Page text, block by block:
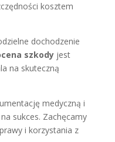
kosztem
dochodzenie
szkodyjest
na skuteczną
medyczną i
sukces. Zachęcamy
i korzystania z